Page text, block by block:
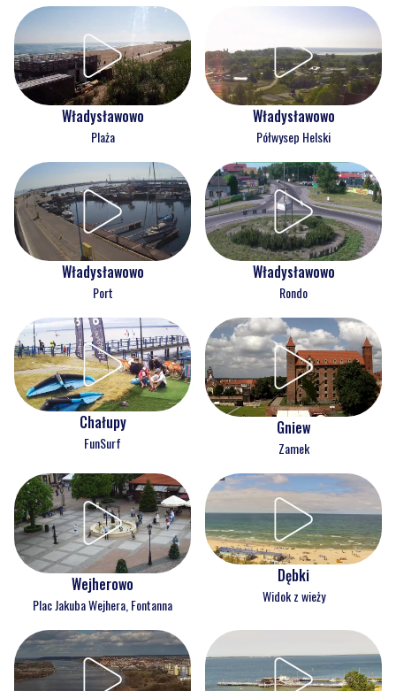
Władysławowo
Plaża
Władysławowo
Półwysep Helski
Władysławowo
Port
Władysławowo
Rondo
Chałupy
FunSurf
Gniew
Zamek
Wejherowo
Plac Jakuba Wejhera, Fontanna
Dębki
Widok z wieży